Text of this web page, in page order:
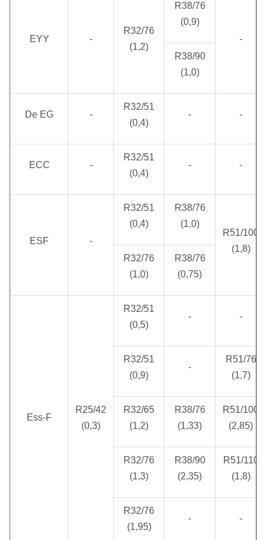
EYY -
R32/76
(1,2)
R38/76
(0,9)
-
R38/90
(1,0)
De EG -
R32/51
(0,4)
- -
ECC -
R32/51
(0,4)
- -
ESF -
R32/51
(0,4)
R38/76
(1,0)
R51/100
(1,8)
R32/76
(1,0)
R38/76
(0,75)
Ess-F
R25/42
(0,3)
R32/51
(0,5)
- -
R32/51
(0,9)
-
R51/76
(1,7)
R32/65
(1,2)
R38/76
(1,33)
R51/100
(2,85)
R32/76
(1,3)
R38/90
(2,35)
R51/110
(1,8)
R32/76
(1,95)
- -